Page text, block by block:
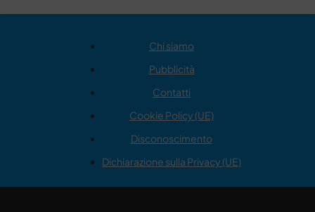
Chi siamo
Pubblicità
Contatti
Cookie Policy (UE)
Disconoscimento
Dichiarazione sulla Privacy (UE)